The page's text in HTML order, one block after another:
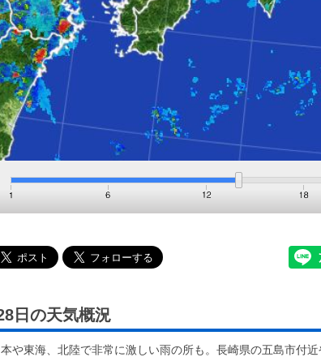
日の天気概況
や東海、北陸で非常に激しい雨の所も。長崎県の五島市付